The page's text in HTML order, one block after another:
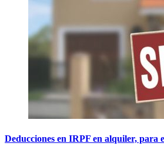
Deducciones en IRPF en alquiler, para